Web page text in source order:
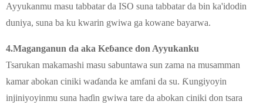
Ayyukanmu masu tabbatar da ISO suna tabbatar da bin ka'idodin
duniya, suna ba ku kwarin gwiwa ga kowane bayarwa.
4.Maganganun da aka Keɓance don Ayyukanku
Tsarukan makamashi masu sabuntawa sun zama na musamman
kamar abokan ciniki waɗanda ke amfani da su. Ƙungiyoyin
injiniyoyinmu suna haɗin gwiwa tare da abokan ciniki don tsara